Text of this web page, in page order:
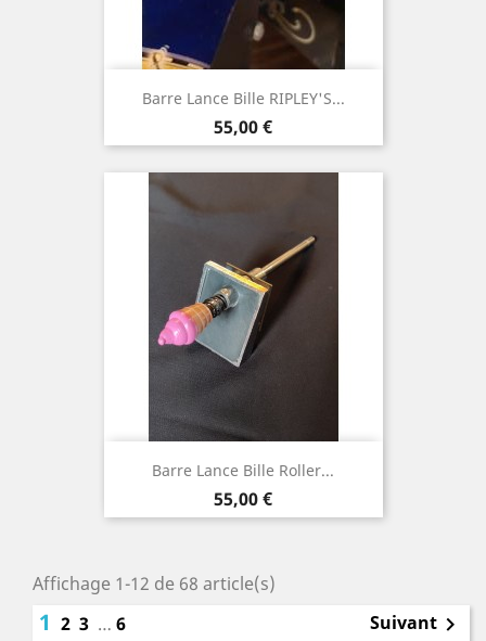
Barre Lance Bille RIPLEY'S...
Prix
55,00 €
Barre Lance Bille Roller...
Prix
55,00 €
Affichage 1-12 de 68 article(s)
1 2 3 … 6 Suivant 